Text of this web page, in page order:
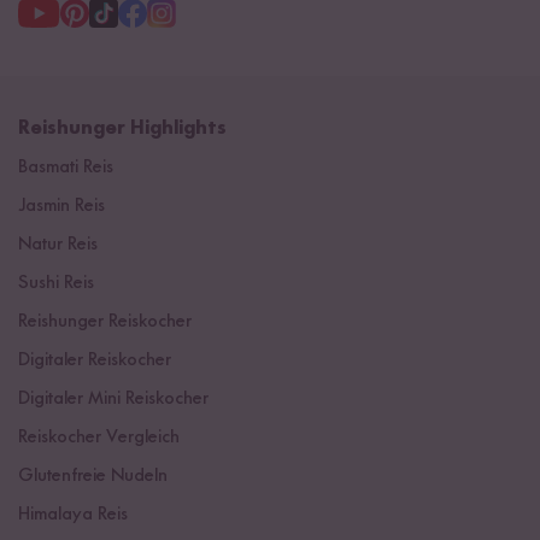
Reishunger Highlights
Basmati Reis
Jasmin Reis
Natur Reis
Sushi Reis
Reishunger Reiskocher
Digitaler Reiskocher
Digitaler Mini Reiskocher
Reiskocher Vergleich
Glutenfreie Nudeln
Himalaya Reis